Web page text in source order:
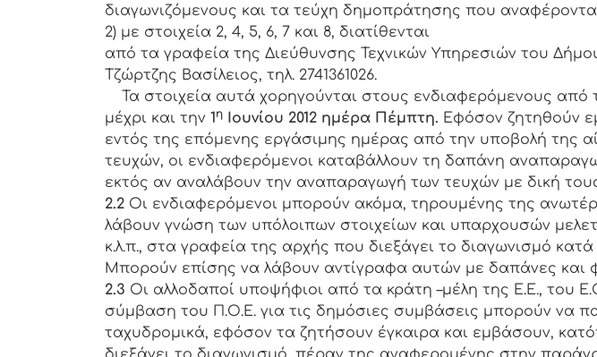
διαγωνιζόμενους και τα τεύχη δημοπράτησης που
2) με στοιχεία 2, 4, 5, 6, 7 και 8, διατίθενται
από τα γραφεία της Διεύθυνσης Τεχνικών Υπηρεσιών του
Τζώρτζης Βασίλειος, τηλ. 2741361026.
Τα στοιχεία αυτά χορηγούνται στους ενδιαφερόμενους από
μέχρι και την 1η Ιουνίου 2012 ημέρα Πέμπτη. Εφόσον ζητηθούν
εντός της επόμενης εργάσιμης ημέρας από την υποβολή της
τευχών, οι ενδιαφερόμενοι καταβάλλουν τη δαπάνη
εκτός αν αναλάβουν την αναπαραγωγή των τευχών με δική
2.2 Οι ενδιαφερόμενοι μπορούν ακόμα, τηρουμένης της
λάβουν γνώση των υπόλοιπων στοιχείων και υπαρχουσών
κ.λ.π., στα γραφεία της αρχής που διεξάγει το διαγωνισμό
Μπορούν επίσης να λάβουν αντίγραφα αυτών με δαπάνες και
2.3 Οι αλλοδαποί υποψήφιοι από τα κράτη –μέλη της Ε.Ε., του
σύμβαση του Π.Ο.Ε. για τις δημόσιες συμβάσεις μπορούν να
ταχυδρομικά, εφόσον τα ζητήσουν έγκαιρα και εμβάσουν,